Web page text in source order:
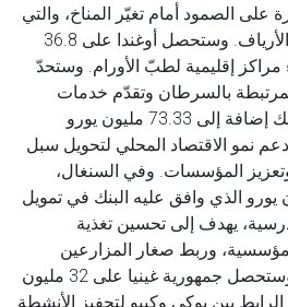
على الصمود أمام تغيّر المناخ، والتي
من شأنها رفع دخل سكان الأرياف. وستحصل أوغندا على 36.8
مراكز إقليمية لطبّ الأورام. وستحدّ
بالسرطان وتقدّم خدمات
الرعاية الصحية الجيّدة، وذلك إضافة إلى 73.33 مليون يورو
دعم نمو الاقتصاد المحلي لتحويل سبل
المؤسسات. وفي السنغال،
36.51 مليون يورو الذي وافق عليه البنك في تمويل
يهدف إلى تحسين تغذية
وربط صغار المزارعين
المحليين بأسواق موثوقة. وستحصل جمهورية غينيا على 32 مليون
بين بوكي وكيبو لتحفيز الأنشطة